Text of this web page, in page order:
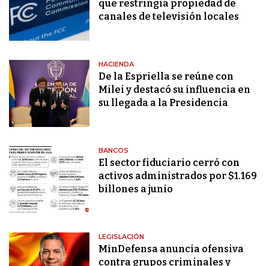
que restringía propiedad de
canales de televisión locales
HACIENDA
De la Espriella se reúne con
Milei y destacó su influencia en
su llegada a la Presidencia
BANCOS
El sector fiduciario cerró con
activos administrados por $1.169
billones a junio
LEGISLACIÓN
MinDefensa anuncia ofensiva
contra grupos criminales y